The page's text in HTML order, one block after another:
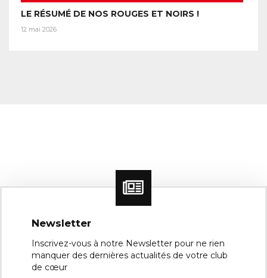
LE RÉSUMÉ DE NOS ROUGES ET NOIRS !
12 mai 2026
Newsletter
Inscrivez-vous à notre Newsletter pour ne rien
manquer des dernières actualités de votre club
de cœur